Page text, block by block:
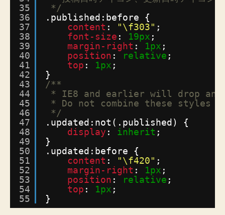
35
36
37
38
39
40
41
42
43
44
45
46
47
48
49
50
51
52
53
54
55
*/
.published:before {
content : "\f303" ;
font-size : 19px ;
margin-right : 1px ;
position : relative ;
top : 1px ;
}
/**
* IE8 and earlier will drop any
* Do not combine these styles
*/
.updated:not(.published) {
display : inherit ;
}
.updated:before {
content : "\f420" ;
margin-right : 1px ;
position : relative ;
top : 1px ;
}